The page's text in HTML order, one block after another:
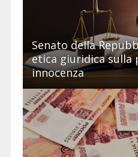
Senato della
etica giuridica sulla
innocenza